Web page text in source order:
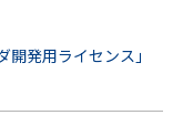
発用ライセンス」